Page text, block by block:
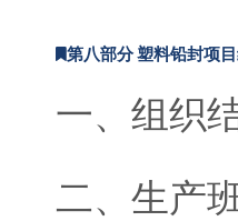
第八部分 塑料铅封项
一、组织
二、生产